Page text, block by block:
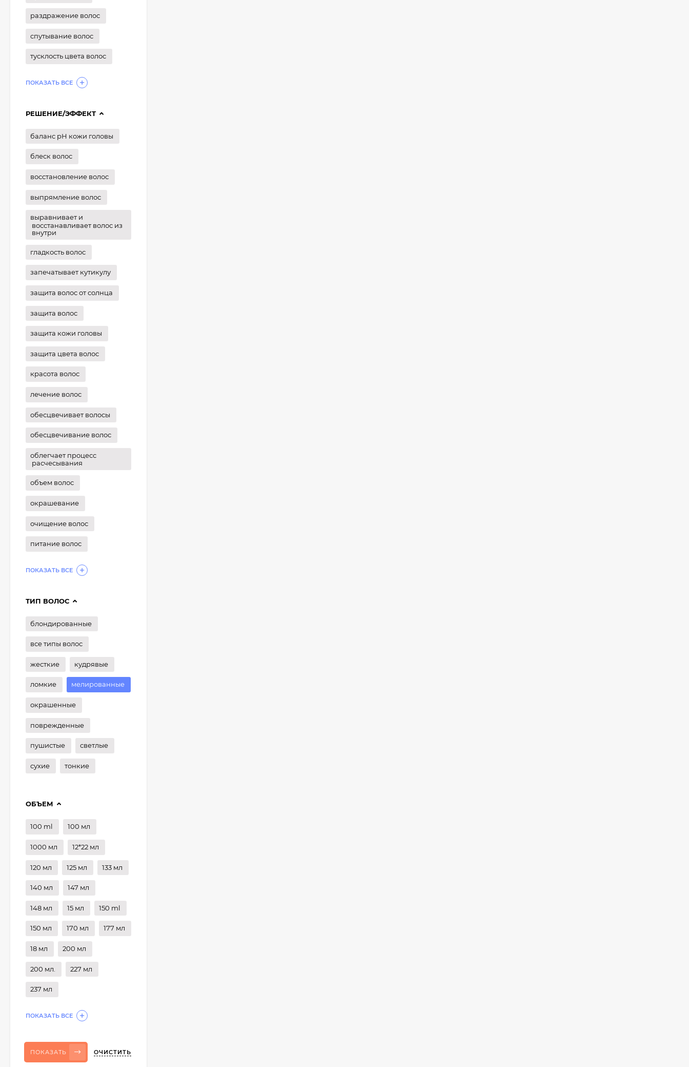
раздражение волос
спутывание волос
тусклость цвета волос
ПОКАЗАТЬ ВСЕ
РЕШЕНИЕ/ЭФФЕКТ
баланс рН кожи головы
блеск волос
восстановление волос
выпрямление волос
выравнивает и
восстанавливает волос из
внутри
гладкость волос
запечатывает кутикулу
защита волос от солнца
защита волос
защита кожи головы
защита цвета волос
красота волос
лечение волос
обесцвечивает волосы
обесцвечивание волос
облегчает процесс
расчесывания
объем волос
окрашевание
очищение волос
питание волос
ПОКАЗАТЬ ВСЕ
ТИП ВОЛОС
блондированные
все типы волос
жесткие кудрявые
ломкие мелированные
окрашенные
поврежденные
пушистые светлые
сухие тонкие
ОБЪЕМ
100 ml 100 мл
1000 мл 12*22 мл
120 мл 125 мл 133 мл
140 мл 147 мл
148 мл 15 мл 150 ml
150 мл 170 мл 177 мл
18 мл 200 мл
200 мл. 227 мл
237 мл
ПОКАЗАТЬ ВСЕ
ПОКАЗАТЬ ОЧИСТИТЬ